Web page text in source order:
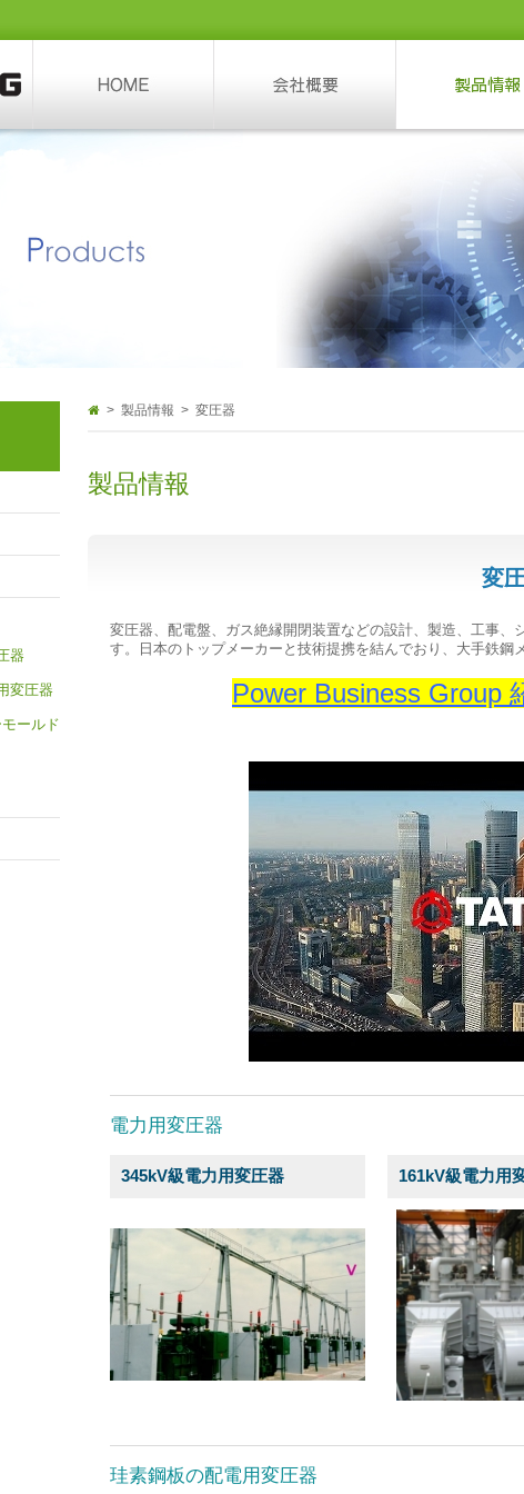
器
変圧器
ールド
> 製品情報 > 変圧器
製品情報
変
変圧器、配電盤、ガス絶縁開閉装置などの設計、製造、工事
す。日本のトップメーカーと技術提携を結んでおり、大手鉄鋼
Power Business Group
電力用変圧器
345kV級電力用変圧器 161kV級電力用
珪素鋼板の配電用変圧器